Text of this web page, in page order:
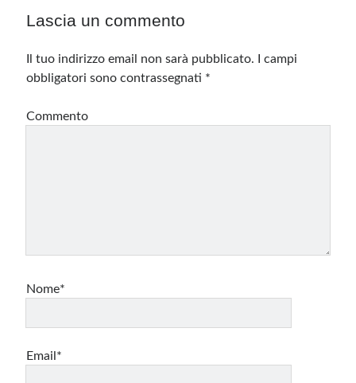
Lascia un commento
Il tuo indirizzo email non sarà pubblicato.
I campi
obbligatori sono contrassegnati *
Commento
Nome*
Email*